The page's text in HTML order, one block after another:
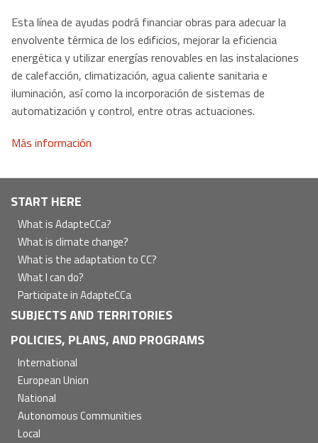
Esta línea de ayudas podrá financiar obras para adecuar la
envolvente térmica de los edificios, mejorar la eficiencia
energética y utilizar energías renovables en las instalaciones
de calefacción, climatización, agua caliente sanitaria e
iluminación, así como la incorporación de sistemas de
automatización y control, entre otras actuaciones.
Más información
Navegación
principal
START HERE
What is AdapteCCa?
What is climate change?
What is the adaptation to CC?
What I can do?
Participate in AdapteCCa
SUBJECTS AND TERRITORIES
POLICIES, PLANS, AND PROGRAMS
International
European Union
National
Autonomous Communities
Local